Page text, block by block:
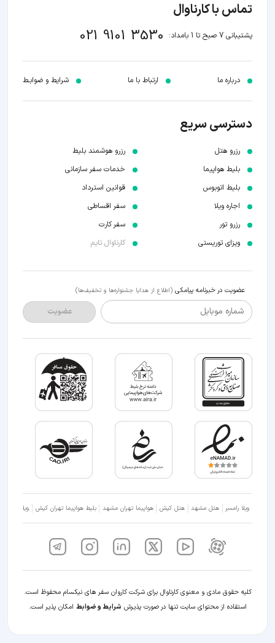
تماس با کارناوال
پشتیبانی 7 صبح تا 1 بامداد: 021 9101 3530
درباره ما ارتباط با ما شرایط و ضوابـط
دسترسی سریع
رزرو هتل
بلیط هواپیما
بلیط اتوبوس
اجاره ویلا
رزرو تور
ویزای توریستی
رزرو هوشمند بلیط
خدمات سفر سازمانی
قوانین استرداد
سفر اقساطی
سفر کارت
کارناوال تایم
عضویت در خبرنامه پیامکی (اطلاع از هدایا جشنواره‌ها و تخفیف‌ها)
شماره موبایل عضویت
ویلا رامسر هتل مشهد هتل کیش هواپیما تهران مشهد بلیط هواپیما تهران کیش ویلا شمال
کلیه حقوق مادی و معنوی کارناوال برای شرکت کاروان سفر های نیکسام محفوظ است.
استفاده از محتوای سایت تنها در صورت پذیرش شرایط و ضوابط امکان پذیر است.